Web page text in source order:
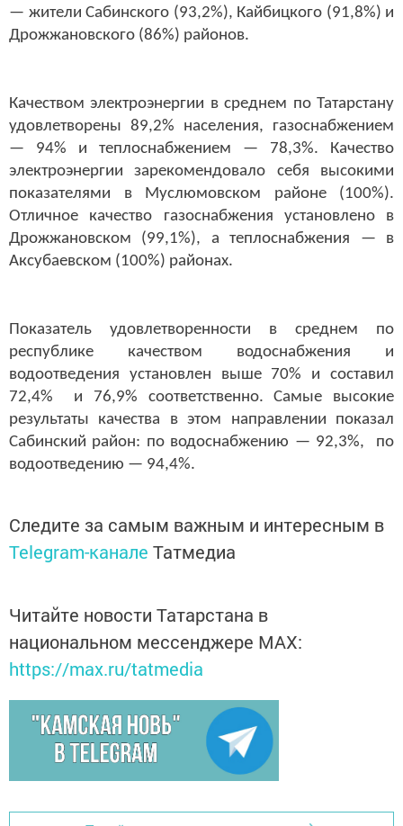
— жители Сабинского (93,2%), Кайбицкого (91,8%) и
Дрожжановского (86%) районов.
Качеством электроэнергии в среднем по Татарстану
удовлетворены 89,2% населения, газоснабжением
— 94% и теплоснабжением — 78,3%. Качество
электроэнергии зарекомендовало себя высокими
показателями в Муслюмовском районе (100%).
Отличное качество газоснабжения установлено в
Дрожжановском (99,1%), а теплоснабжения — в
Аксубаевском (100%) районах.
Показатель удовлетворенности в среднем по
республике качеством водоснабжения и
водоотведения установлен выше 70% и составил
72,4% и 76,9% соответственно. Самые высокие
результаты качества в этом направлении показал
Сабинский район: по водоснабжению — 92,3%, по
водоотведению — 94,4%.
Следите за самым важным и интересным в
Telegram-канале Татмедиа
Читайте новости Татарстана в
национальном мессенджере MАХ:
https://max.ru/tatmedia